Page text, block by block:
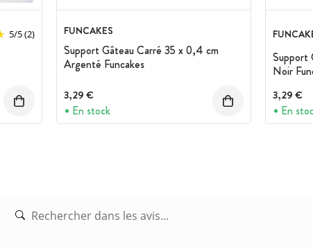
5/5(2) FUNCAKES
Support Gâteau Carré 35 x 0,4 cm
Argenté Funcakes
3,29 €
En stock
Support
Noir
3,29 €
En